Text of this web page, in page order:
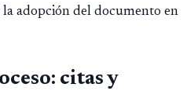
adopción del documento en
citas y